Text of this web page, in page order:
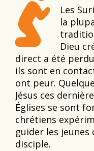
Les
la
Dieu
direct a été
ils sont en
ont peur.
Jésus ces
Églises se sont
chrétiens
guider les
disciple.